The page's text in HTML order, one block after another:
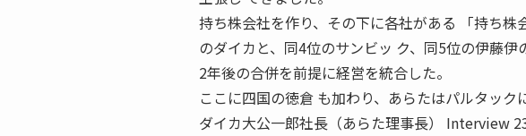
持ち株会社を作り、その下に各社がある 「持ち
のダイカと、同4位のサンビッ ク、同5位の伊藤伊
2年後の合併を前提に経営を統合した。
ここに四国の徳倉 も加わり、あらたはパルタック
ダイカ大公一郎社長（あらた理事長） Interview